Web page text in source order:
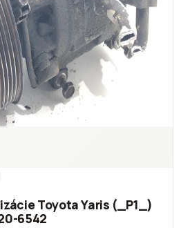
Toyota Yaris (_P1_)
6542